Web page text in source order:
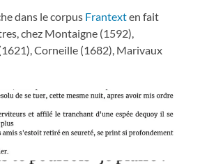
dans le corpus Frantexten fait
chez Montaigne (1592),
Corneille (1682), Marivaux